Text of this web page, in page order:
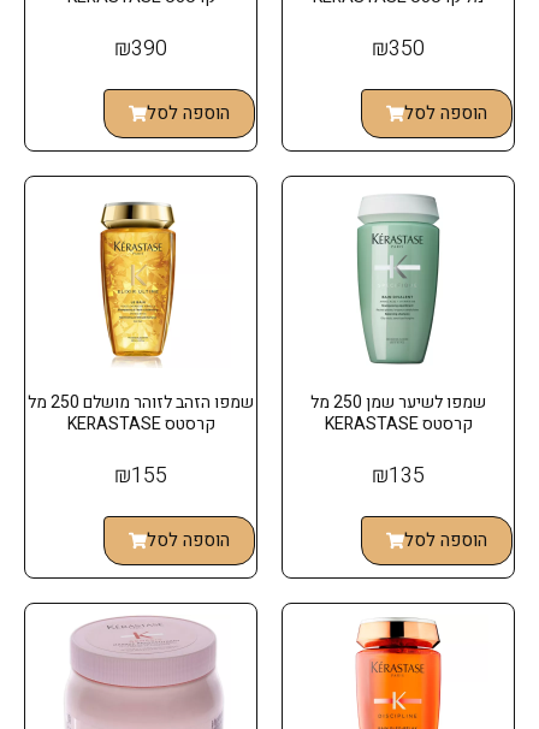
₪350
הוספה לסל
₪390
הוספה לסל
שמפו לשיער שמן 250 מל
קרסטס KERASTASE
₪135
הוספה לסל
שמפו הזהב לזוהר מושלם 250 מל
קרסטס KERASTASE
₪155
הוספה לסל